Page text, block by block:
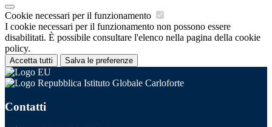
Cookie necessari per il funzionamento
I cookie necessari per il funzionamento non possono essere
disabilitati. È possibile consultare l'elenco nella pagina della cookie
policy.
Accetta tutti Salva le preferenze
Istituto Globale Carloforte
Contatti